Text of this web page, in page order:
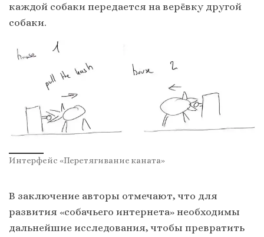
каждой собаки передается на верёвку другой
собаки.
Интерфейс «Перетягивание каната»
В заключение авторы отмечают, что для
развития «собачьего интернета» необходимы
дальнейшие исследования, чтобы превратить